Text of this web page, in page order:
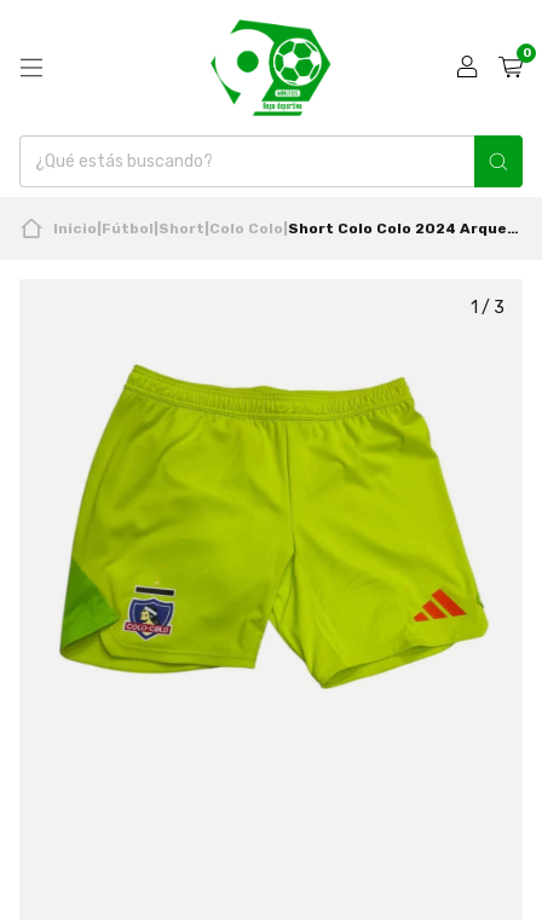
0
Inicio Fútbol Short Colo Colo Short Colo Colo 2024 Arquero Amarillo Flúor Original Adidas
1 / 3